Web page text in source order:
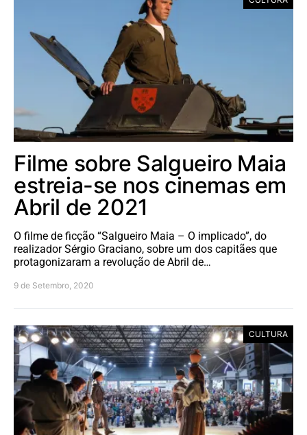
Filme sobre Salgueiro Maia
estreia-se nos cinemas em
Abril de 2021
O filme de ficção “Salgueiro Maia – O implicado”, do
realizador Sérgio Graciano, sobre um dos capitães que
protagonizaram a revolução de Abril de…
9 de Setembro, 2020
CULTURA